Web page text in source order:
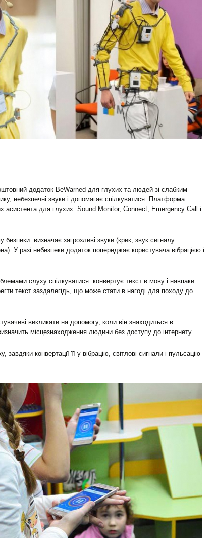
додаток BeWarned для глухих та людей зі слабким
небезпечні звуки і допомагає спілкуватися. Платформа
асистента для глухих: Sound Monitor, Connect, Emergency Call і
визначає загрозливі звуки (крик, звук сигналу
У разі небезпеки додаток попереджає користувача вібрацією і
слуху спілкуватися: конвертує текст в мову і навпаки.
текст заздалегідь, що може стати в нагоді для походу до
викликати на допомогу, коли він знаходиться в
місцезнаходження людини без доступу до інтернету.
завдяки конвертації її у вібрацію, світлові сигнали і пульсацію